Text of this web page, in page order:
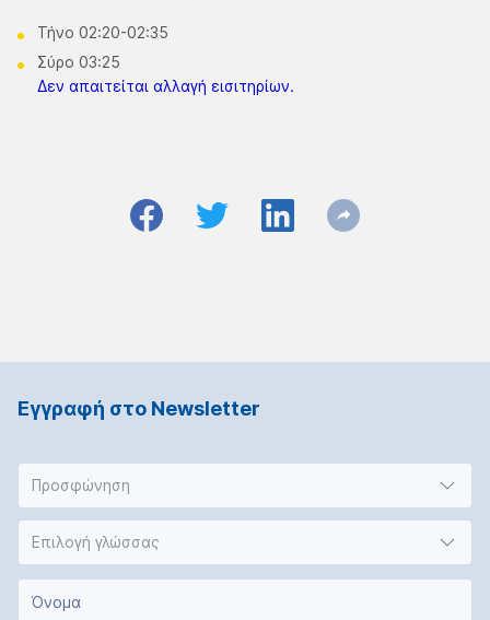
Τήνο 02:20-02:35
Σύρο 03:25
Δεν απαιτείται αλλαγή εισιτηρίων.
Εγγραφή στο Νewsletter
Προσφώνηση
Επιλογή γλώσσας